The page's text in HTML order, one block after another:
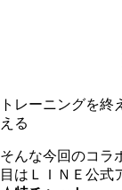
トレーニングを
える
そんな今回のコラ
目はＬＩＮＥ公式